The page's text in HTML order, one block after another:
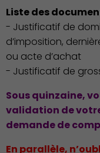
Liste des
- Justificatif de
d’imposition,
ou acte d’achat
- Justificatif de
Sous quinzaine,
validation de
demande de
En parallèle,